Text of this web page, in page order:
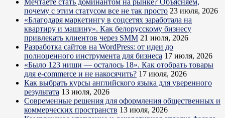
Мечтаете стать доминантом на рынке? Объясняем,
почему с этим статусом все не так просто 23 июля, 2026
«Благодаря маркетингу в соцсетях заработала на
квартиру и машину». Как белорусскому бизнесу
привлекать клиентов через SMM 21 июля, 2026
Разработка сайтов на WordPress: от идеи до
полноценного инструмента для бизнеса 17 июля, 2026
«Было 123 ниши — осталось 18». Как отобрать товары
для e-commerce и не накосячить? 17 июля, 2026
Как выбрать курсы английского языка для уверенного
результата 13 июля, 2026
Современные решения для оформления общественных и
коммерческих пространств 13 июля, 2026